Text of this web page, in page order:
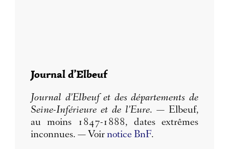
Journal d’Elbeuf
Journal d’Elbeuf et des départements de
Seine-Inférieure et de l’Eure. — Elbeuf,
au moins 1847-1888, dates extrêmes
inconnues. — Voirnotice BnF.